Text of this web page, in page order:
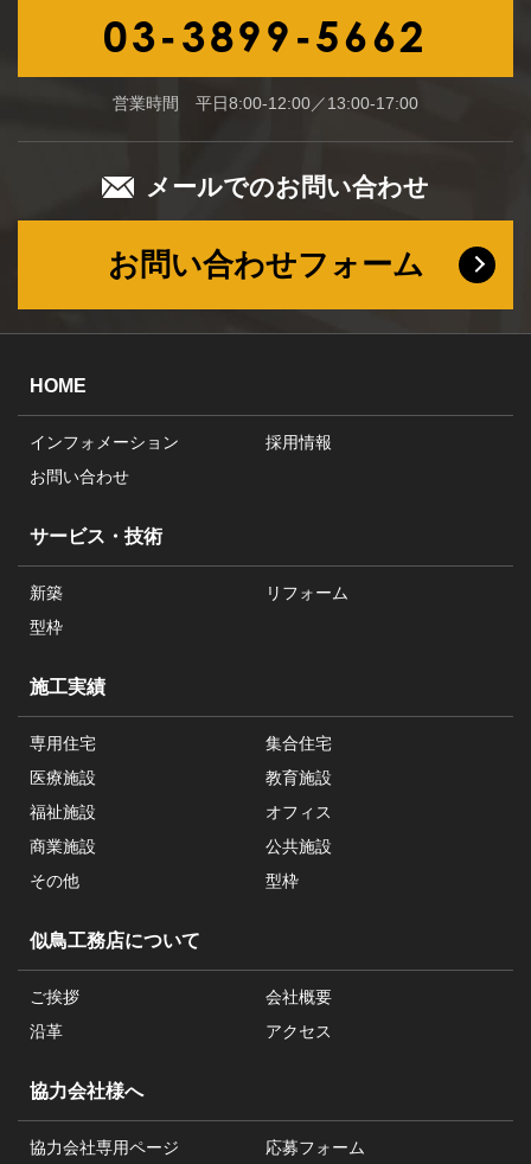
03-3899-5662
営業時間 平日8:00-12:00／13:00-17:00
メールでのお問い合わせ
お問い合わせフォーム
HOME
インフォメーション
採用情報
お問い合わせ
サービス・技術
新築
リフォーム
型枠
施工実績
専用住宅
集合住宅
医療施設
教育施設
福祉施設
オフィス
商業施設
公共施設
その他
型枠
似鳥工務店について
ご挨拶
会社概要
沿革
アクセス
協力会社様へ
協力会社専用ページ 応募フォーム